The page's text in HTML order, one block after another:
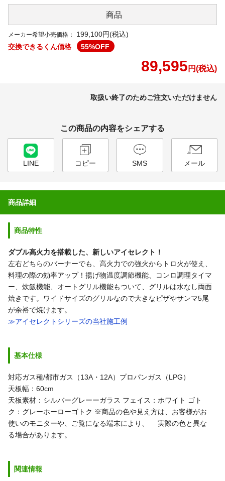
商品
メーカー希望小売価格：
199,100円(税込)
交換できるくん価格
55%OFF
89,595 円(税込)
取扱い終了のためご注文いただけません
この商品の内容をシェアする
LINE コピー SMS メール
商品詳細
商品特性
ダブル高火力を搭載した、新しいアイセレクト！
左右どちらのバーナーでも、高火力での強火からトロ火が使え、
料理の際の効率アップ！揚げ物温度調節機能、コンロ調理タイマ
ー、炊飯機能、オートグリル機能もついて、グリルは水なし両面
焼きです。ワイドサイズのグリルなので大きなピザやサンマ5尾
が余裕で焼けます。
≫アイセレクトシリーズの当社施工例
基本仕様
対応ガス種/都市ガス（13A・12A）プロパンガス（LPG）
天板幅：60cm
天板素材：シルバーグレーーガラス フェイス：ホワイト ゴト
ク：グレーホーローゴトク ※商品の色や見え方は、お客様がお
使いのモニターや、ご覧になる端末により、
実際の色と異な
る場合があります。
関連情報